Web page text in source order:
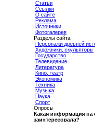
Статьи
Ссылки
О сайте
Реклама
Источники
Фотогалерея
Разделы сайта
Персонажи древней
Художники, скульпторы
Государство
Телевидение
Литература
Кино, театр
Экономика
Техника
Музыка
Наука
Спорт
Опросы
Какая информация на
заинтересовала?